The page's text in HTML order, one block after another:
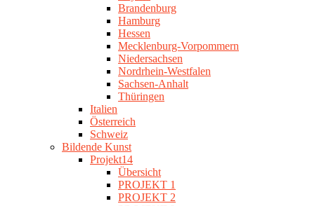
Brandenburg
Hamburg
Hessen
Mecklenburg-Vorpommern
Niedersachsen
Nordrhein-Westfalen
Sachsen-Anhalt
Thüringen
Italien
Österreich
Schweiz
Bildende Kunst
Projekt14
Übersicht
PROJEKT 1
PROJEKT 2